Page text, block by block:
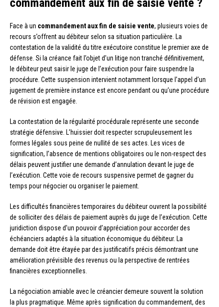
commandement aux fin de saisie vente ?
Face à un commandement aux fin de saisie vente, plusieurs voies de
recours s’offrent au débiteur selon sa situation particulière. La
contestation de la validité du titre exécutoire constitue le premier axe de
défense. Si la créance fait l’objet d’un litige non tranché définitivement,
le débiteur peut saisir le juge de l’exécution pour faire suspendre la
procédure. Cette suspension intervient notamment lorsque l’appel d’un
jugement de première instance est encore pendant ou qu’une procédure
de révision est engagée.
La contestation de la régularité procédurale représente une seconde
stratégie défensive. L’huissier doit respecter scrupuleusement les
formes légales sous peine de nullité de ses actes. Les vices de
signification, l’absence de mentions obligatoires ou le non-respect des
délais peuvent justifier une demande d’annulation devant le juge de
l’exécution. Cette voie de recours suspensive permet de gagner du
temps pour négocier ou organiser le paiement.
Les difficultés financières temporaires du débiteur ouvrent la possibilité
de solliciter des délais de paiement auprès du juge de l’exécution. Cette
juridiction dispose d’un pouvoir d’appréciation pour accorder des
échéanciers adaptés à la situation économique du débiteur. La
demande doit être étayée par des justificatifs précis démontrant une
amélioration prévisible des revenus ou la perspective de rentrées
financières exceptionnelles.
La négociation amiable avec le créancier demeure souvent la solution
la plus pragmatique. Même après signification du commandement, des